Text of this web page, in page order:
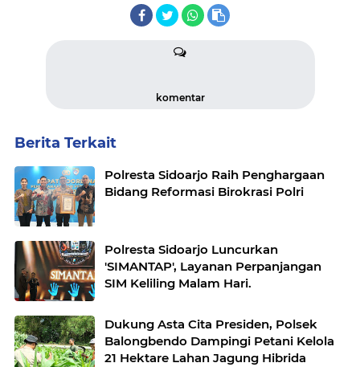
komentar
Berita Terkait
Polresta Sidoarjo Raih Penghargaan
Bidang Reformasi Birokrasi Polri
Polresta Sidoarjo Luncurkan
'SIMANTAP', Layanan Perpanjangan
SIM Keliling Malam Hari.
Dukung Asta Cita Presiden, Polsek
Balongbendo Dampingi Petani Kelola
21 Hektare Lahan Jagung Hibrida